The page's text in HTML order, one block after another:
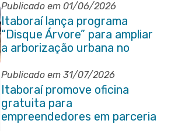
Publicado em 01/06/2026
Itaboraí lança programa
“Disque Árvore” para ampliar
a arborização urbana no
município
Publicado em 31/07/2026
Itaboraí promove oficina
gratuita para
empreendedores em parceria